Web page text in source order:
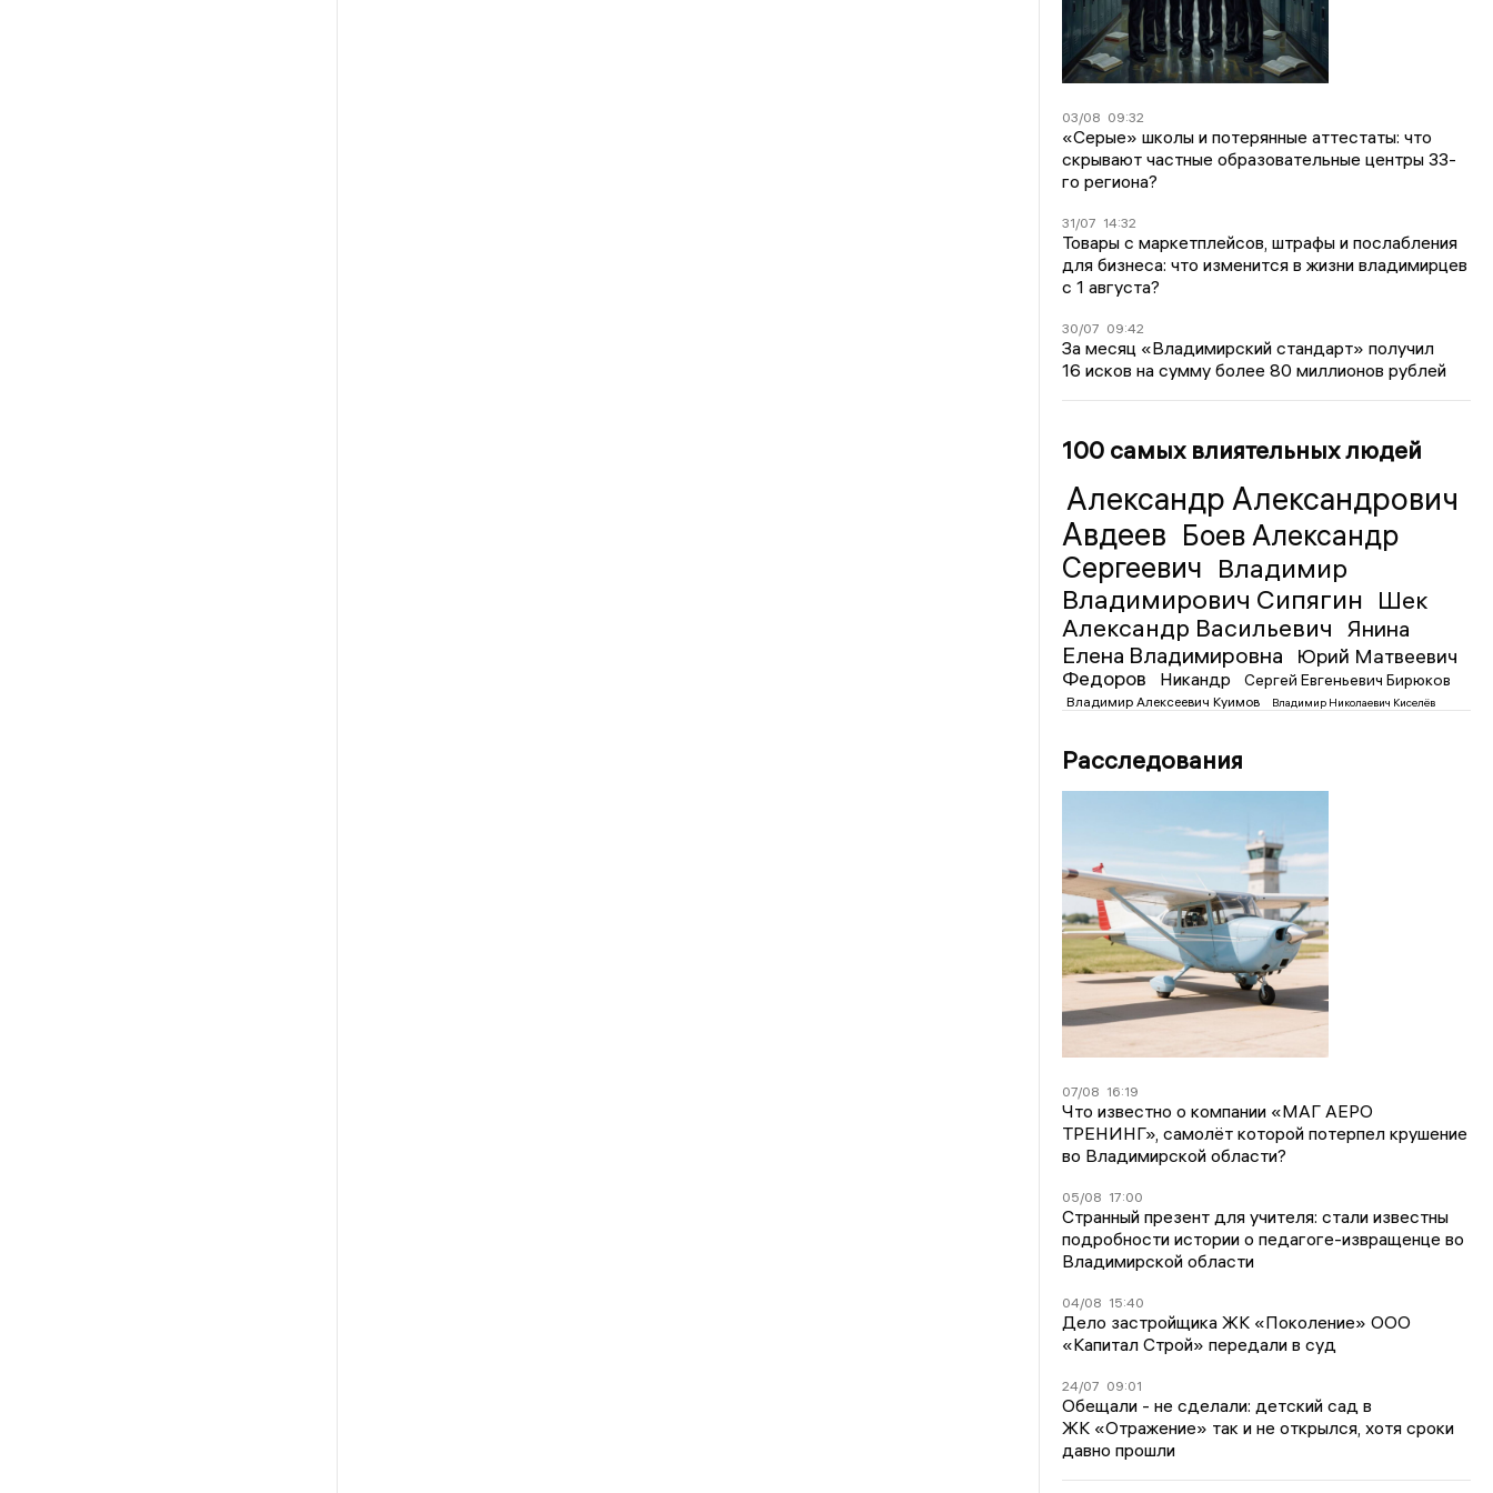
03/08 09:32
«Серые» школы и потерянные аттестаты: что
скрывают частные образовательные центры 33-
го региона?
31/07 14:32
Товары с маркетплейсов, штрафы и послабления
для бизнеса: что изменится в жизни владимирцев
с 1 августа?
30/07 09:42
За месяц «Владимирский стандарт» получил
16 исков на сумму более 80 миллионов рублей
100 самых влиятельных людей
Александр Александрович
Авдеев Боев Александр
Сергеевич Владимир
Владимирович Сипягин Шек
Александр Васильевич
Янина
Елена Владимировна
Юрий Матвеевич
Федоров
Никандр Сергей Евгеньевич Бирюков
Владимир Алексеевич Куимов Владимир Николаевич Киселёв
Расследования
07/08 16:19
Что известно о компании «МАГ АЕРО
ТРЕНИНГ», самолёт которой потерпел крушение
во Владимирской области?
05/08 17:00
Странный презент для учителя: стали известны
подробности истории о педагоге-извращенце во
Владимирской области
04/08 15:40
Дело застройщика ЖК «Поколение» ООО
«Капитал Строй» передали в суд
24/07 09:01
Обещали - не сделали: детский сад в
ЖК «Отражение» так и не открылся, хотя сроки
давно прошли